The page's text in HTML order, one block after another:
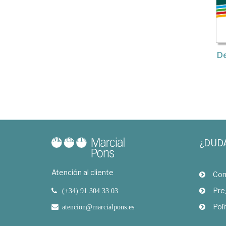
Atención al cliente
(+34) 91 304 33 03
atencion@marcialpons.es